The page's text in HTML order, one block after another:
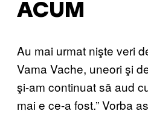
ACUM
Au mai urmat nişte veri
Vama Vache, uneori şi
şi-am continuat să aud
mai e ce-a fost.” Vorba